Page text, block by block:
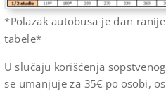
*Polazak autobusa je dan
tabele*
U slučaju korišćenja
se umanjuje za 35€ po osobi,